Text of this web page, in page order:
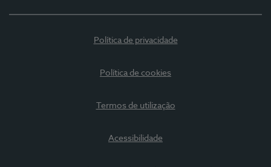
Política de privacidade
Política de cookies
Termos de utilização
Acessibilidade